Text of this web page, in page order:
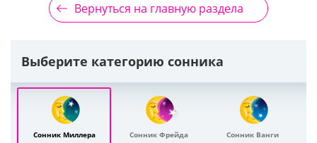
Вернуться на главную раздела
Выберите категорию сонника
Сонник Миллера Сонник Фрейда Сонник Ванги